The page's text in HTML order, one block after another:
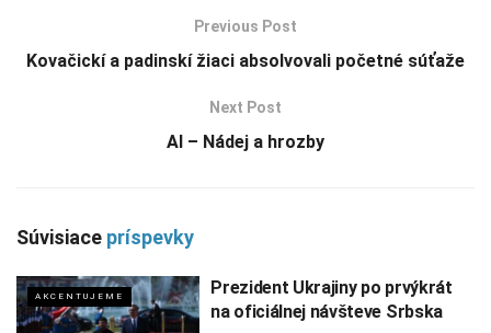
Previous Post
Kovačickí a padinskí žiaci absolvovali početné súťaže
Next Post
AI – Nádej a hrozby
Súvisiace príspevky
AKCENTUJEME
Prezident Ukrajiny po prvýkrát
na oficiálnej návšteve Srbska